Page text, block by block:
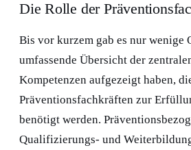
Die Rolle der
Bis vor kurzem gab es nur wenige
umfassende Übersicht der
Kompetenzen aufgezeigt haben,
Präventionsfachkräften zur
benötigt werden.
Qualifizierungs- und